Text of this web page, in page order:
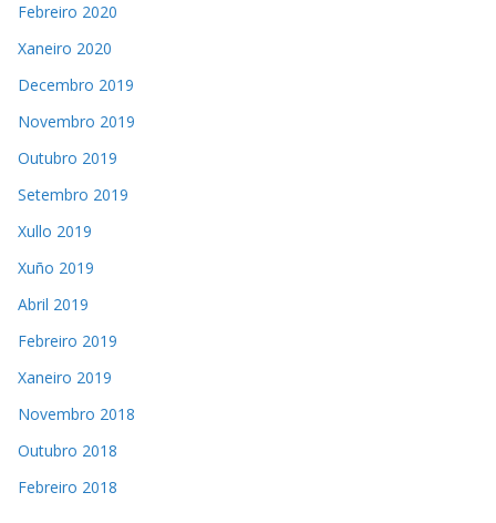
Febreiro 2020
Xaneiro 2020
Decembro 2019
Novembro 2019
Outubro 2019
Setembro 2019
Xullo 2019
Xuño 2019
Abril 2019
Febreiro 2019
Xaneiro 2019
Novembro 2018
Outubro 2018
Febreiro 2018